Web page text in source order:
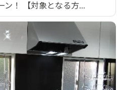
ン！ 【対象となる方...